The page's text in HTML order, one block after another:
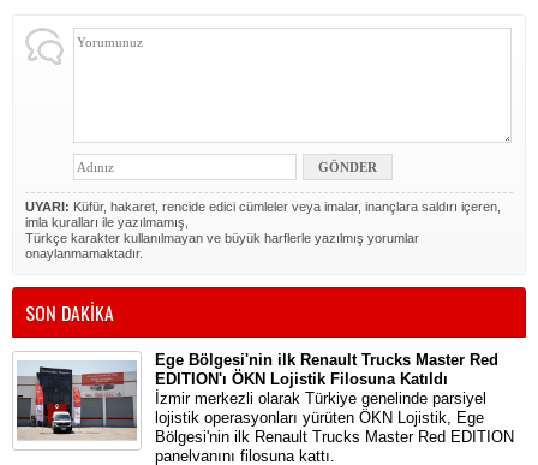
UYARI: Küfür, hakaret, rencide edici cümleler veya imalar, inançlara saldırı içeren,
imla kuralları ile yazılmamış,
Türkçe karakter kullanılmayan ve büyük harflerle yazılmış yorumlar
onaylanmamaktadır.
SON DAKİKA
Ege Bölgesi'nin ilk Renault Trucks Master Red
EDITION'ı ÖKN Lojistik Filosuna Katıldı
İzmir merkezli olarak Türkiye genelinde parsiyel
lojistik operasyonları yürüten ÖKN Lojistik, Ege
Bölgesi'nin ilk Renault Trucks Master Red EDITION
panelvanını filosuna kattı.